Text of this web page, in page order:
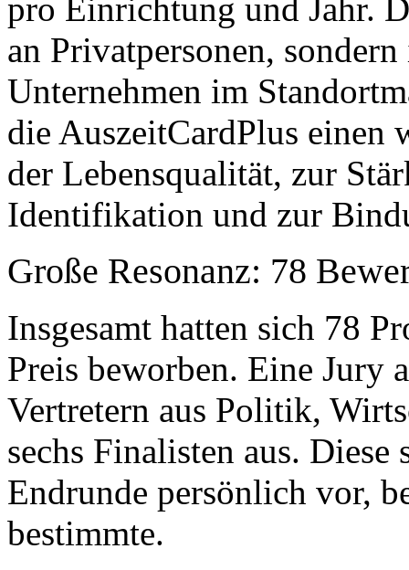
pro Einrichtung und Jahr.
an Privatpersonen,
Unternehmen im
die AuszeitCardPlus einen
der Lebensqualität, zur
Identifikation und zur
Große Resonanz: 78
Insgesamt hatten sich 78
Preis beworben. Eine Jury
Vertretern aus Politik,
sechs Finalisten aus.
Endrunde persönlich vor,
bestimmte.